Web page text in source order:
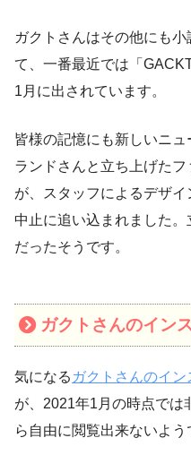
ガクトさんはその他にも
て、一番最近では「
1月に出されています。
皆様の記憶にも新しいニ
ランドさんと立ち上げたフ
が、スタッフによるデザ
中止に追い込まれました
だったそうです。
ガクトさんのイン
気になる ガクトさんのイン
が、2021年1月の時点では
ら自由に閲覧出来ないよう